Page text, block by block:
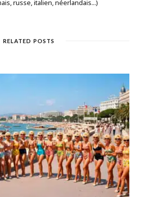
russe, italien, néerlandais...)
RELATED POSTS